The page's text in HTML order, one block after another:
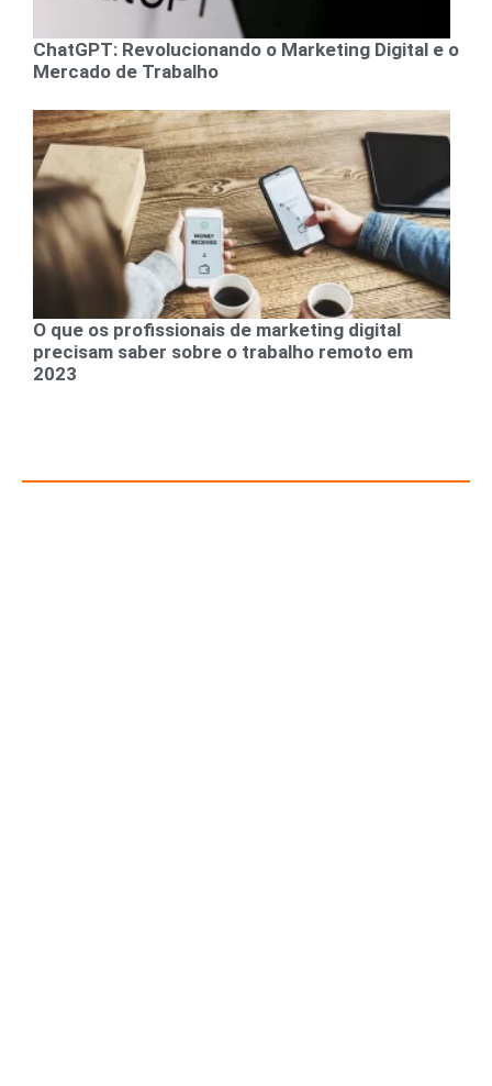
ChatGPT: Revolucionando o Marketing Digital e o
Mercado de Trabalho
O que os profissionais de marketing digital
precisam saber sobre o trabalho remoto em
2023